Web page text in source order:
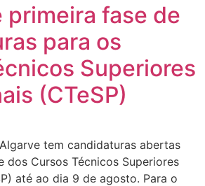
primeira fase de
para os
Superiores
(CTeSP)
tem candidaturas abertas
dos Cursos Técnicos Superiores
até ao dia 9 de agosto. Para o